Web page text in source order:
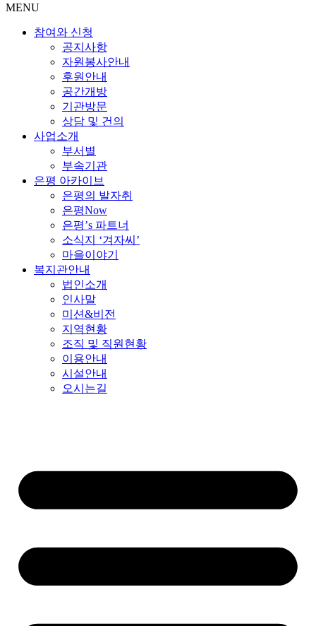
MENU
참여와 신청
공지사항
자원봉사안내
후원안내
공간개방
기관방문
상담 및 건의
사업소개
부서별
부속기관
은평 아카이브
은평의 발자취
은평Now
은평’s 파트너
소식지 ‘겨자씨’
마을이야기
복지관안내
법인소개
인사말
미션&비전
지역현황
조직 및 직원현황
이용안내
시설안내
오시는길